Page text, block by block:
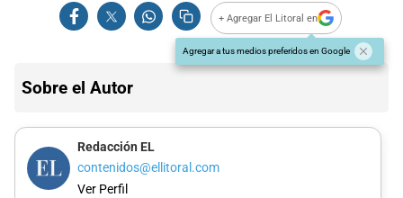
+ Agregar El Litoral en
Agregar a tus medios preferidos en Google
Sobre el Autor
Redacción EL
contenidos@ellitoral.com
Ver Perfil